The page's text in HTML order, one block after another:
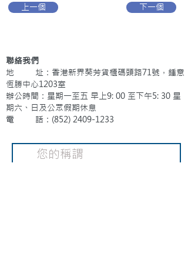
上一個 下一個
聯絡我們
地 址：香港新界葵芳貨櫃碼頭路71號，鍾意
恆勝中心1203室
辦公時間：星期一至五 早上9: 00 至下午5: 30 星
期六、日及公眾假期休息
電 話：(852) 2409-1233